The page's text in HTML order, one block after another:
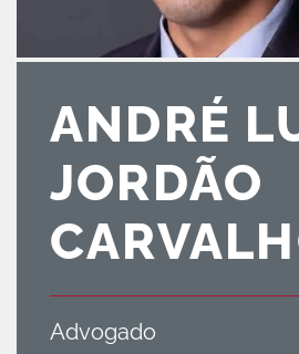
ANDRÉ
JORDÃO
Advogado